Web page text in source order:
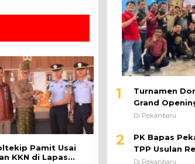
Pamit Usai
KKN di Lapas
1
Turnamen
Grand
Pekanbaru
Di Pekanbaru
2
PK Bapas
TPP Usulan
Di Pekanbaru